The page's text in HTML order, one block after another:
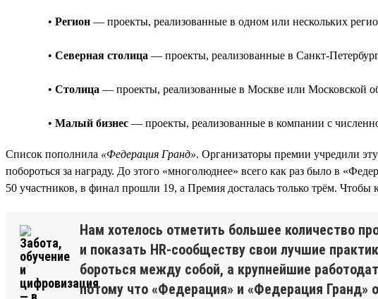
• Регион — проекты, реализованные в одном или нескольких
• Северная столица — проекты, реализованные в Санкт-
• Столица — проекты, реализованные в Москве или Московской
• Малый бизнес — проекты, реализованные в компании с
Список пополнила «Федерация Гранд». Организаторы премии учредили
побороться за награду. До этого «многолюднее» всего как раз было в
50 участников, в финал прошли 19, а Премия досталась только трём.
Нам хотелось отметить большее количество
и показать HR-сообществу свои лучшие
бороться между собой, а крупнейшие
потому что «Федерация» и «Федерация Гранд»